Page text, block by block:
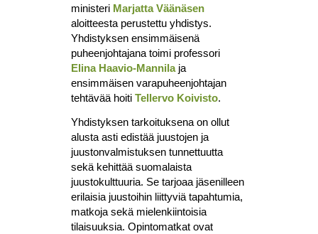
ministeri Marjatta Väänäsen
aloitteesta perustettu yhdistys.
Yhdistyksen ensimmäisenä
puheenjohtajana toimi professori
Elina Haavio-Mannilaja
ensimmäisen varapuheenjohtajan
tehtävää hoiti Tellervo Koivisto.
Yhdistyksen tarkoituksena on ollut
alusta asti edistää juustojen ja
juustonvalmistuksen tunnettuutta
sekä kehittää suomalaista
juustokulttuuria. Se tarjoaa jäsenilleen
erilaisia juustoihin liittyviä tapahtumia,
matkoja sekä mielenkiintoisia
tilaisuuksia. Opintomatkat ovat